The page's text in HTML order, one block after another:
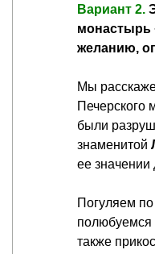
Вариант 2.
монастырь
желанию,
Мы
Печерского
были
знаменитой
ее значении
Погуляем
полюбуемся
также